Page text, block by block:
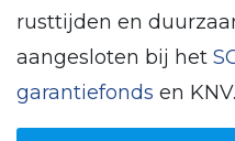
rusttijden en
aangesloten bij het
garantiefonds en KNV.